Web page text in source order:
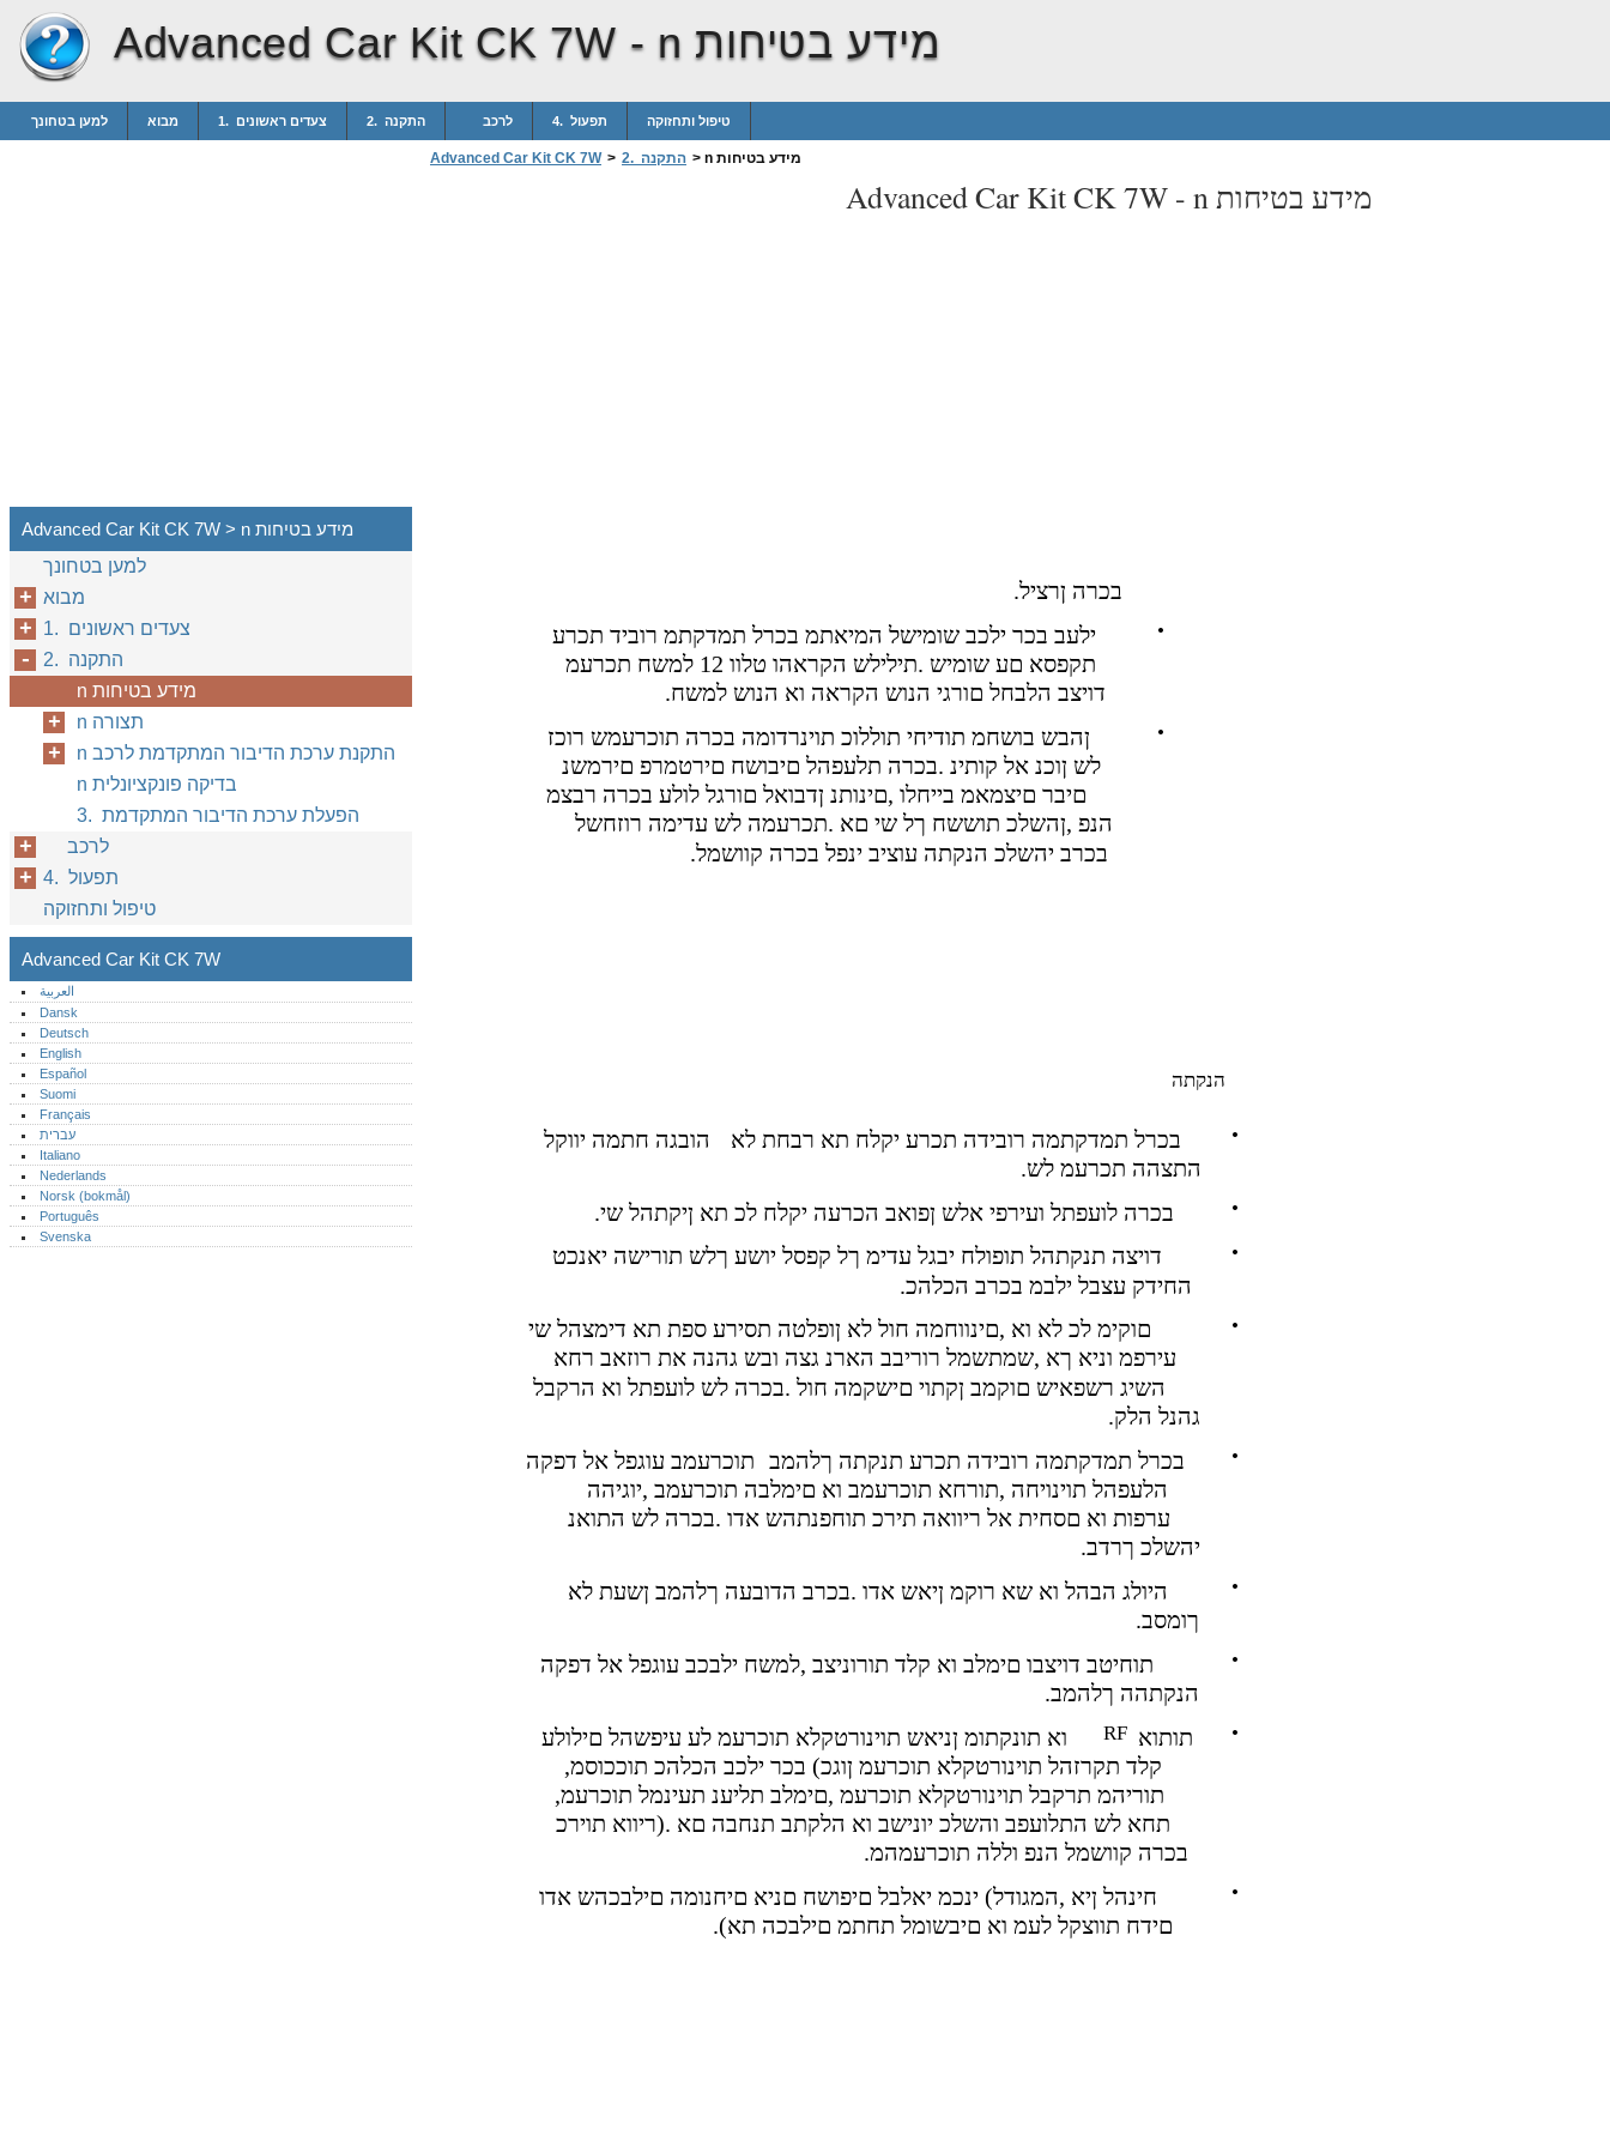
Advanced Car Kit CK 7W - n מידע בטיחות
למען בטחונך מבוא 1. צעדים ראשונים 2. התקנה לרכב 4. תפעול טיפול ותחזוקה
Advanced Car Kit CK 7W > 2. התקנה > n מידע בטיחות
Advanced Car Kit CK 7W - n מידע בטיחות
.בכרה ןרציל
ילעב בכר ילכב שומישל המיאתמ בכרל תמדקתמ רוביד תכרע
•
תקפסא םע שומיש .תילילש הקראהו טלוו 12 למשח תכרעמ
.דויצב הלבחל םורגי הנוש הקראה וא הנוש למשח
ןהבש בושחמ תודיחי תוללוכ תוינרדומה בכרה תוכרעמש רוכז
•
לש ןוכנ אל קותינ .בכרה תלעפהל םיבושח םירטמרפ םירמשנ
םיבר םיצמאמ בייחלו ,םינותנ ןדבואל םורגל לולע בכרה רבצמ
הנפ ,ןהשלכ תוששח ךל שי םא .תכרעמה לש עדימה רוזחשל
.בכרב יהשלכ הנקתה עוציב ינפל בכרה קוושמל
הנקתה
הובגה חתמה יווקל בכרל תמדקתמה רובידה תכרע יקלח תא רבחת לא •
.התצהה תכרעמ לש
.בכרה לועפתל ועירפי אלש ןפואב הכרעה יקלח לכ תא ןיקתהל שי
•
דויצה תנקתהל תופולח יבגל עדימ ךל קפסל יושע ךלש תורישה יאנכט •
.החידק עצבל ילבמ בכרב הכלהכ
םוקימ לכ לא וא ,םינווחמה חול לא ןופלטה תסירע ספת תא דימצהל שי
•
עירפמ וניא ךא ,שמתשמל רוריבב הארנ גצה ובש גהנה את רוזאב רחא
השיג רשפאיש םוקמב ןקתוי םישקמה חול .בכרה לש לועפתל וא הרקבל
.גהנל הלק
תוכרעמב עוגפל אל דפקה בכרל תמדקתמה רובידה תכרע תנקתה ךלהמב •
הלעפהל תוינויחה ,תורחא תוכרעמב וא םימלבה תוכרעמב ,יוגיהה
ערפות וא םסחית אל ריוואה תירכ תוחפנתהש אדו .בכרה לש התואנ
.יהשלכ ךרדב
היולג הבהל וא שא רוקמ ןיאש אדו .בכרב הדובעה ךלהמב ןשעת לא
•
.ךומסב
תוחיטב דויצבו םימלב וא קלד תורוניצב ,למשח ילבכב עוגפל אל דפקה
•
.הנקתהה ךלהמב
וא תונקתומ ןניאש תוינורטקלא תוכרעמ לע עיפשהל םילולע
RF תותוא •
,קלד תקרזהל תוינורטקלא תוכרעמ ןוגכ) בכר ילכב הכלהכ תוככוסמ
,תוריהמ תרקבל תוינורטקלא תוכרעמ ,םימלב תליענ תעינמל תוכרעמ
תחא לש התלועפב והשלכ יונישב וא הלקתב תנחבה םא .(ריווא תוירכ
.בכרה קוושמל הנפ וללה תוכרעמהמ
חינהל ןיא ,המגודל) ינכמ יאלבל םיפושח םניא םיחנומה םילבכהש אדו
•
.(םידח תווצקל לעמ וא םיבשומל תחתמ םילבכה תא
Advanced Car Kit CK 7W > n מידע בטיחות
למען בטחונך
מבוא
1. צעדים ראשונים
2. התקנה
n מידע בטיחות
n תצורה
n התקנת ערכת הדיבור המתקדמת לרכב
n בדיקה פונקציונלית
3. הפעלת ערכת הדיבור המתקדמת
לרכב
4. תפעול
טיפול ותחזוקה
Advanced Car Kit CK 7W
العربية
Dansk
Deutsch
English
Español
Suomi
Français
עברית
Italiano
Nederlands
Norsk (bokmål)‎
Português‎
Svenska